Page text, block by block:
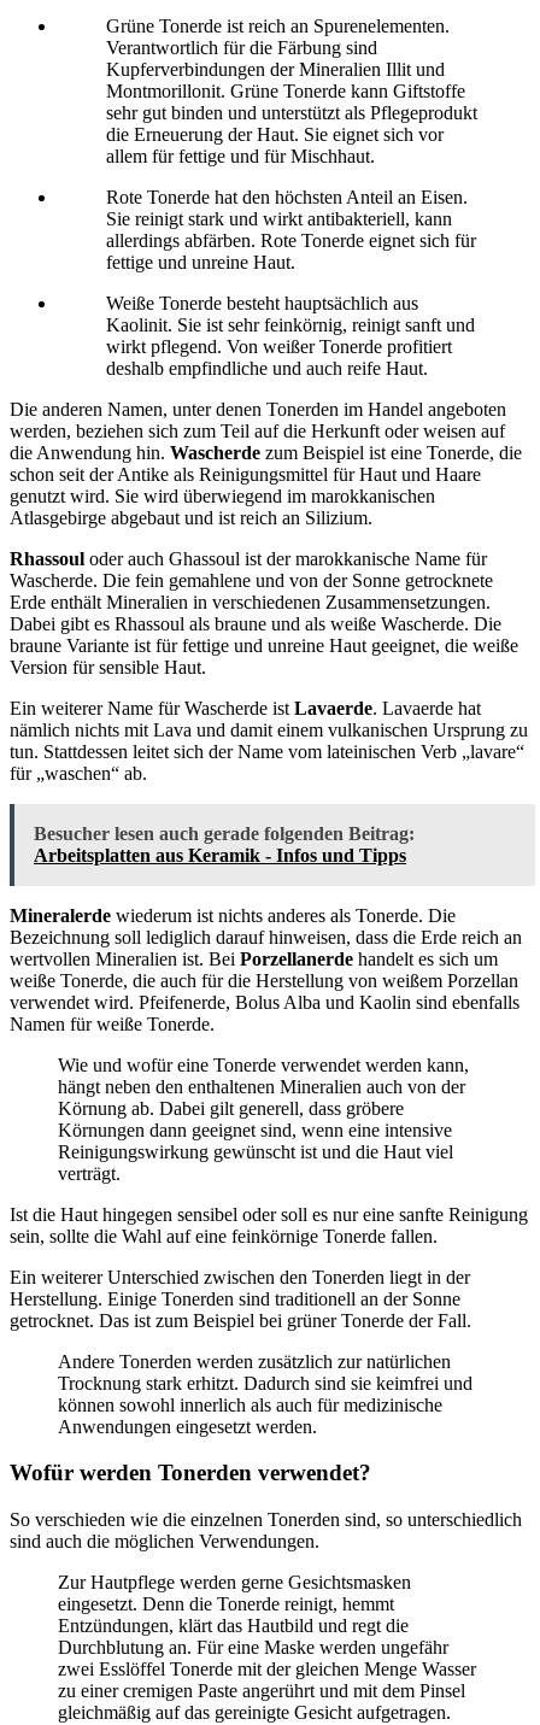
Grüne Tonerde ist reich an Spurenelementen.
Verantwortlich für die Färbung sind
Kupferverbindungen der Mineralien Illit und
Montmorillonit. Grüne Tonerde kann Giftstoffe
sehr gut binden und unterstützt als Pflegeprodukt
die Erneuerung der Haut. Sie eignet sich vor
allem für fettige und für Mischhaut.
Rote Tonerde hat den höchsten Anteil an Eisen.
Sie reinigt stark und wirkt antibakteriell, kann
allerdings abfärben. Rote Tonerde eignet sich für
fettige und unreine Haut.
Weiße Tonerde besteht hauptsächlich aus
Kaolinit. Sie ist sehr feinkörnig, reinigt sanft und
wirkt pflegend. Von weißer Tonerde profitiert
deshalb empfindliche und auch reife Haut.
Die anderen Namen, unter denen Tonerden im Handel angeboten
werden, beziehen sich zum Teil auf die Herkunft oder weisen auf
die Anwendung hin. Wascherde zum Beispiel ist eine Tonerde, die
schon seit der Antike als Reinigungsmittel für Haut und Haare
genutzt wird. Sie wird überwiegend im marokkanischen
Atlasgebirge abgebaut und ist reich an Silizium.
Rhassoul oder auch Ghassoul ist der marokkanische Name für
Wascherde. Die fein gemahlene und von der Sonne getrocknete
Erde enthält Mineralien in verschiedenen Zusammensetzungen.
Dabei gibt es Rhassoul als braune und als weiße Wascherde. Die
braune Variante ist für fettige und unreine Haut geeignet, die weiße
Version für sensible Haut.
Ein weiterer Name für Wascherde ist Lavaerde. Lavaerde hat
nämlich nichts mit Lava und damit einem vulkanischen Ursprung zu
tun. Stattdessen leitet sich der Name vom lateinischen Verb „lavare“
für „waschen“ ab.
Besucher lesen auch gerade folgenden Beitrag:
Arbeitsplatten aus Keramik - Infos und Tipps
Mineralerde wiederum ist nichts anderes als Tonerde. Die
Bezeichnung soll lediglich darauf hinweisen, dass die Erde reich an
wertvollen Mineralien ist. Bei Porzellanerde handelt es sich um
weiße Tonerde, die auch für die Herstellung von weißem Porzellan
verwendet wird. Pfeifenerde, Bolus Alba und Kaolin sind ebenfalls
Namen für weiße Tonerde.
Wie und wofür eine Tonerde verwendet werden kann,
hängt neben den enthaltenen Mineralien auch von der
Körnung ab. Dabei gilt generell, dass gröbere
Körnungen dann geeignet sind, wenn eine intensive
Reinigungswirkung gewünscht ist und die Haut viel
verträgt.
Ist die Haut hingegen sensibel oder soll es nur eine sanfte Reinigung
sein, sollte die Wahl auf eine feinkörnige Tonerde fallen.
Ein weiterer Unterschied zwischen den Tonerden liegt in der
Herstellung. Einige Tonerden sind traditionell an der Sonne
getrocknet. Das ist zum Beispiel bei grüner Tonerde der Fall.
Andere Tonerden werden zusätzlich zur natürlichen
Trocknung stark erhitzt. Dadurch sind sie keimfrei und
können sowohl innerlich als auch für medizinische
Anwendungen eingesetzt werden.
Wofür werden Tonerden verwendet?
So verschieden wie die einzelnen Tonerden sind, so unterschiedlich
sind auch die möglichen Verwendungen.
Zur Hautpflege werden gerne Gesichtsmasken
eingesetzt. Denn die Tonerde reinigt, hemmt
Entzündungen, klärt das Hautbild und regt die
Durchblutung an. Für eine Maske werden ungefähr
zwei Esslöffel Tonerde mit der gleichen Menge Wasser
zu einer cremigen Paste angerührt und mit dem Pinsel
gleichmäßig auf das gereinigte Gesicht aufgetragen.